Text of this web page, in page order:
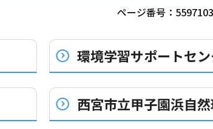
ページ番号：
環境学習サポートセ
西宮市立甲子園浜自